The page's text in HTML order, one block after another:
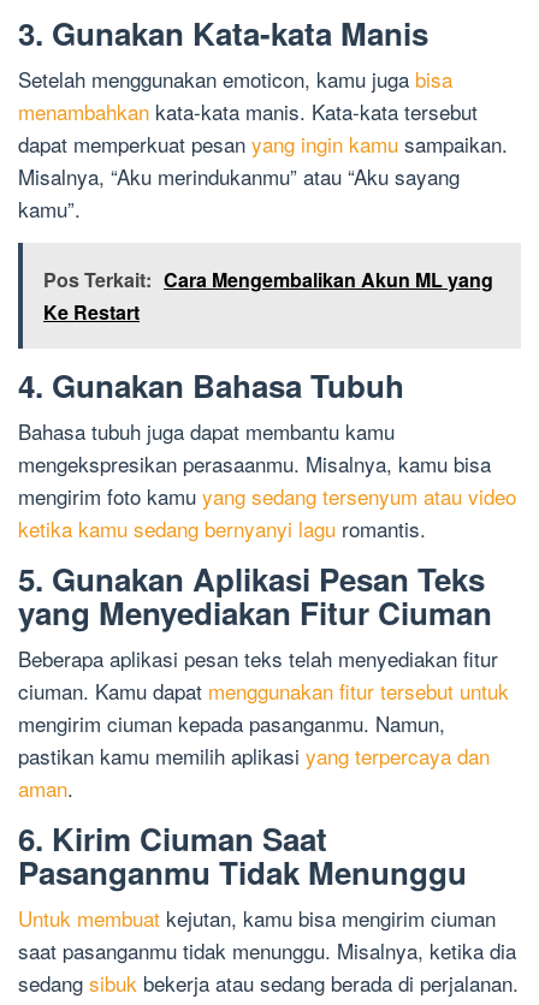
3. Gunakan Kata-kata Manis
Setelah menggunakan emoticon, kamu juga bisa
menambahkan kata-kata manis. Kata-kata tersebut
dapat memperkuat pesan yang ingin kamu sampaikan.
Misalnya, “Aku merindukanmu” atau “Aku sayang
kamu”.
Pos Terkait: Cara Mengembalikan Akun ML yang
Ke Restart
4. Gunakan Bahasa Tubuh
Bahasa tubuh juga dapat membantu kamu
mengekspresikan perasaanmu. Misalnya, kamu bisa
mengirim foto kamu yang sedang tersenyum atau video
ketika kamu sedang bernyanyi lagu romantis.
5. Gunakan Aplikasi Pesan Teks
yang Menyediakan Fitur Ciuman
Beberapa aplikasi pesan teks telah menyediakan fitur
ciuman. Kamu dapat menggunakan fitur tersebut untuk
mengirim ciuman kepada pasanganmu. Namun,
pastikan kamu memilih aplikasi yang terpercaya dan
aman.
6. Kirim Ciuman Saat
Pasanganmu Tidak Menunggu
Untuk membuat kejutan, kamu bisa mengirim ciuman
saat pasanganmu tidak menunggu. Misalnya, ketika dia
sedang sibuk bekerja atau sedang berada di perjalanan.